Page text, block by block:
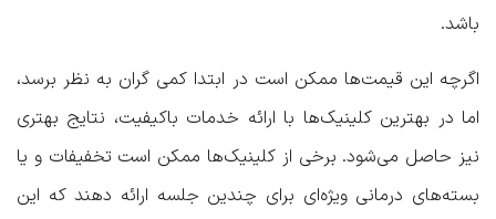
باشد.
اگرچه این قیمت‌ها ممکن است در ابتدا کمی گران به نظر برسد،
اما در بهترین کلینیک‌ها با ارائه خدمات باکیفیت، نتایج بهتری
نیز حاصل می‌شود. برخی از کلینیک‌ها ممکن است تخفیفات و یا
بسته‌های درمانی ویژه‌ای برای چندین جلسه ارائه دهند که این